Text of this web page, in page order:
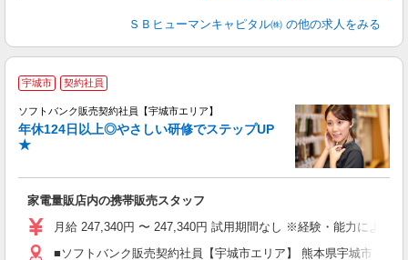
ＳＢヒューマンキャピタル㈱ の他の求人をみる
宇城市 契約社員
ソフトバンク販売契約社員【宇城市エリア】
年休124日以上◎やさしい研修でステップUP
★
家電量販店内の携帯販売スタッフ
月給 247,340円 〜 247,340円 試用期間なし ※経験・能力による
■ソフトバンク販売契約社員【宇城市エリア】 熊本県宇城市